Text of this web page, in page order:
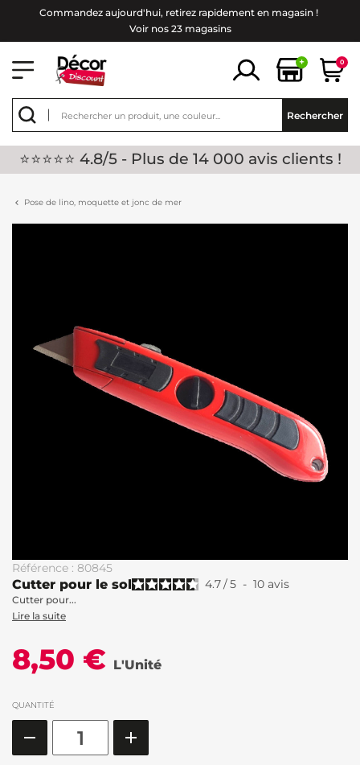
Commandez aujourd'hui, retirez rapidement en magasin !
Voir nos 23 magasins
+ 0
Rechercher
⭐⭐⭐⭐⭐ 4.8/5 - Plus de 14 000 avis clients !
Pose de lino, moquette et jonc de mer
Référence : 80845
Cutter pour le sol 4.7/5 - 10 avis
Cutter pour...
Lire la suite
8,50 € L'Unité
QUANTITÉ